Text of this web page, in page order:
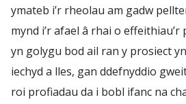
ymateb i’r rheolau am gadw
mynd i’r afael â rhai o effeithiau’r
yn golygu bod ail ran y prosiect
iechyd a lles, gan ddefnyddio
roi profiadau da i bobl ifanc na